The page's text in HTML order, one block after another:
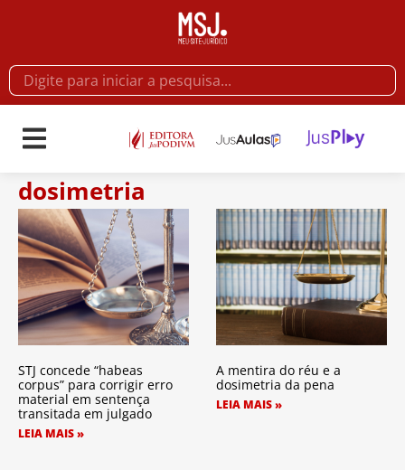
dosimetria
STJ concede “habeas
corpus” para corrigir erro
material em sentença
transitada em julgado
LEIA MAIS »
A mentira do réu e a
dosimetria da pena
LEIA MAIS »